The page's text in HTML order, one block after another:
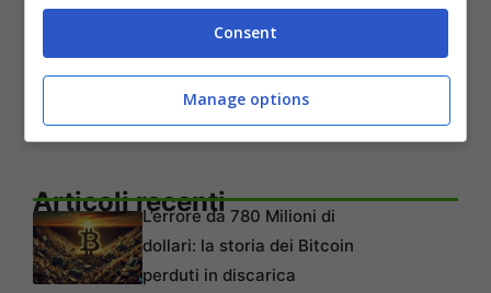
dispositivi come l’iPhone e iPad , non ha il
supporto Flash in qualsiasi dispositivo mobile
Articoli recentiL’errore da 780 Milioni di
dollari: la storia dei Bitcoin
perduti in discarica
Consent
Manage options